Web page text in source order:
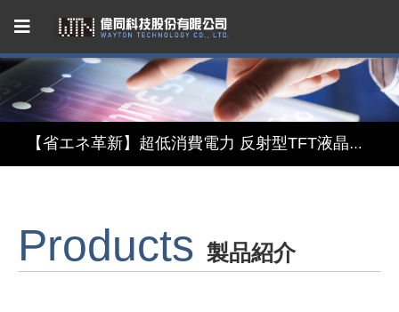
【省エネ革新】超低消費電力 反射型TFT液晶モジュール
Products 製品紹介